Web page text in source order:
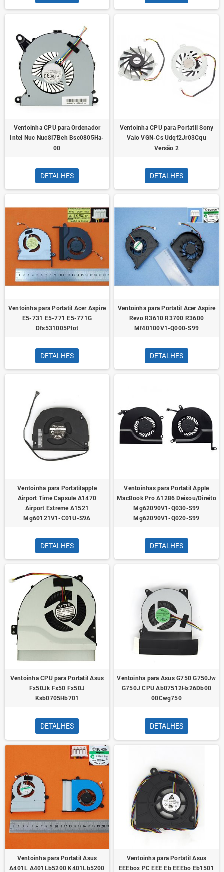
Ventoinha CPU para Ordenador
Intel Nuc Nuc8I7Beh Bsc0805Ha-
00
DETALHES
Ventoinha CPU para Portatil Sony
Vaio VGN-Cs Udqf2Jr03Cqu
Versão 2
DETALHES
Ventoinha para Portatil Acer Aspire
E5-731 E5-771 E5-771G
Dfs531005Plot
DETALHES
Ventoinha para Portatil Acer Aspire
Revo R3610 R3700 R3600
Mf40100V1-Q000-S99
DETALHES
Ventoinha para Portatilapple
Airport Time Capsule A1470
Airport Extreme A1521
Mg60121V1-C01U-S9A
DETALHES
Ventoinhas para Portatil Apple
MacBook Pro A1286 Deixou/Direito
Mg62090V1-Q030-S99
Mg62090V1-Q020-S99
DETALHES
Ventoinha CPU para Portatil Asus
Fx50Jk Fx50 Fx50J
Ksb0705Hb701
DETALHES
Ventoinha para Asus G750 G750Jw
G750J CPU Ab07512Hx26Db00
00Cwg750
DETALHES
Ventoinha para Portatil Asus
A401L A401Lb5200 K401Lb5200
Ventoinha para Portatil Asus
EEEbox PC EEE Eb EEEbo Eb1501